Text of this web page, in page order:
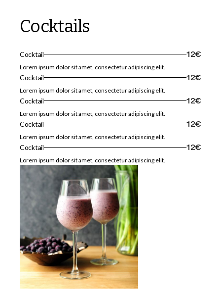
Cocktails
Cocktail 12€
Lorem ipsum dolor sit amet, consectetur adipiscing elit.
Cocktail 12€
Lorem ipsum dolor sit amet, consectetur adipiscing elit.
Cocktail 12€
Lorem ipsum dolor sit amet, consectetur adipiscing elit.
Cocktail 12€
Lorem ipsum dolor sit amet, consectetur adipiscing elit.
Cocktail 12€
Lorem ipsum dolor sit amet, consectetur adipiscing elit.